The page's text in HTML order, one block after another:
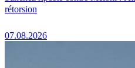
rétorsion
07.08.2026